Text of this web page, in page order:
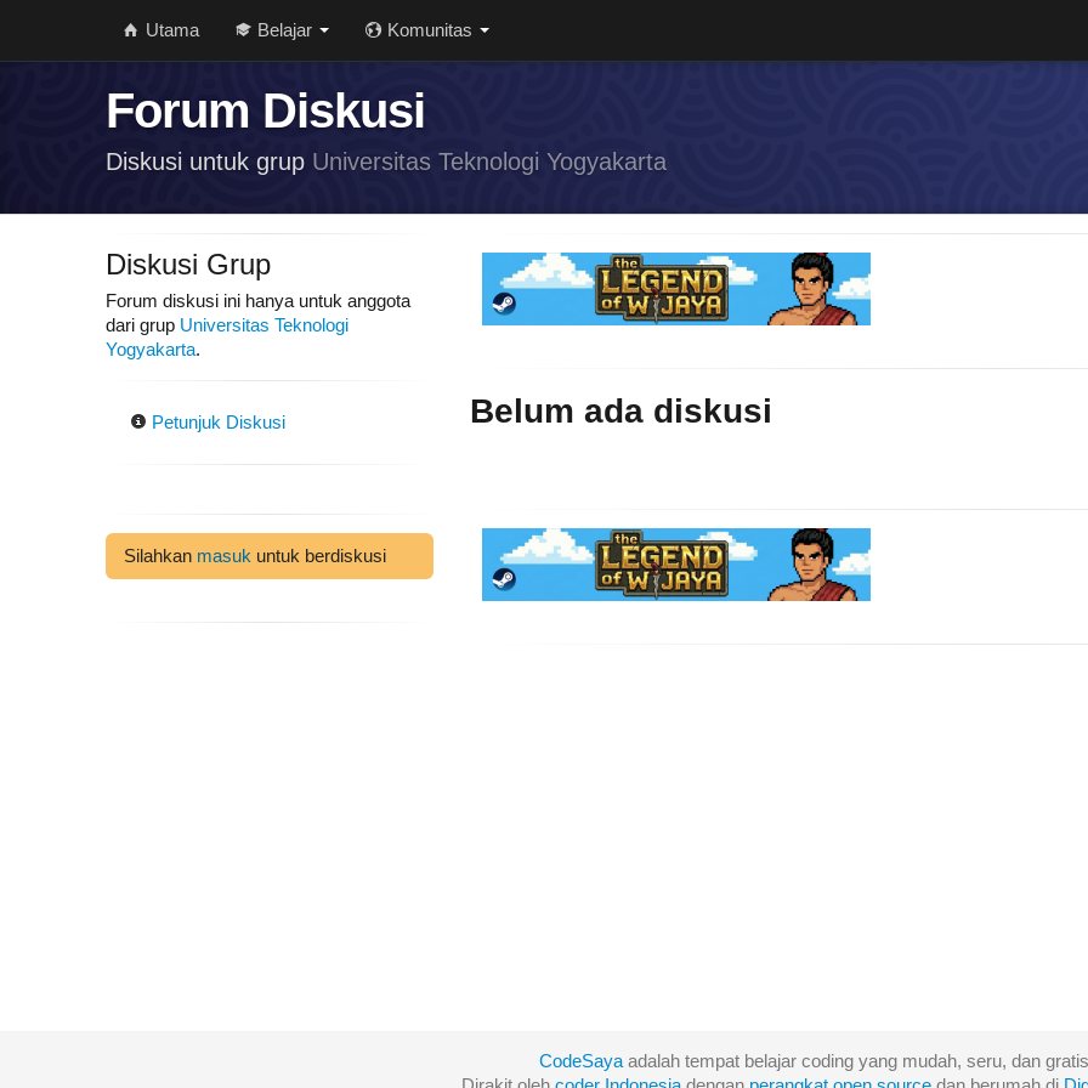
Utama Belajar Komunitas
Forum Diskusi
Diskusi untuk grup Universitas Teknologi Yogyakarta
Diskusi Grup
Forum diskusi ini hanya untuk anggota
dari grup Universitas Teknologi
Yogyakarta.
Petunjuk Diskusi
Silahkan masuk untuk berdiskusi
Belum ada diskusi
CodeSayaadalah tempat belajar coding yang mudah, seru, dan